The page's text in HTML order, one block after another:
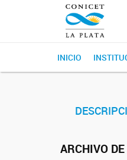
INICIO
ARCHIVO